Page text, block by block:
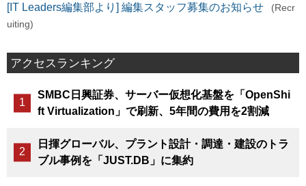
[IT Leaders編集部より] 編集スタッフ募集のお知らせ
(Recr
uiting)
アクセスランキング
SMBC日興証券、サーバー仮想化基盤を「OpenShi
ft Virtualization」で刷新、5年間の費用を2割減
日揮グローバル、プラント設計・調達・建設のトラ
ブル事例を「JUST.DB」に集約